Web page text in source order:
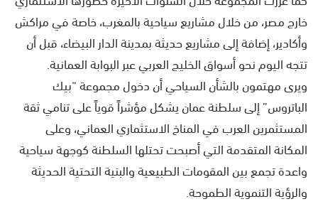
خارج مصر، من خلال مشاريع سياحية بالمغرب، خاصة في مراكش
وأكادير، إضافة إلى مشاريع حديثة بمدينة الدار البيضاء، قبل أن
تتجه اليوم نحو أسواق الخليج العربي عبر البوابة العمانية.
ويرى مهتمون بالشأن السياحي أن دخول مجموعة “بيك
الباتروس” إلى سلطنة عمان يشكل مؤشراً قوياً على تنامي ثقة
المستثمرين العرب في المناخ الاستثماري العماني، وعلى
المكانة المتقدمة التي أصبحت تحتلها السلطنة كوجهة سياحية
واعدة تجمع بين المقومات الطبيعية والبنية التحتية الحديثة
والرؤية التنموية الطموحة.